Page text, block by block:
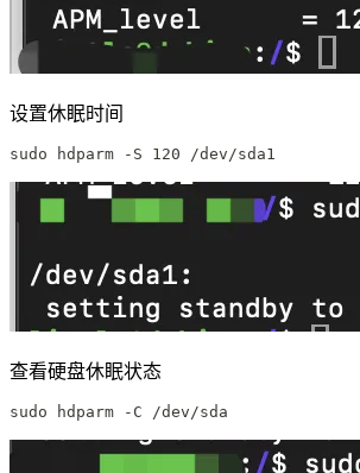
设置休眠时间
sudo hdparm -S 120 /dev/sda1
查看硬盘休眠状态
sudo hdparm -C /dev/sda